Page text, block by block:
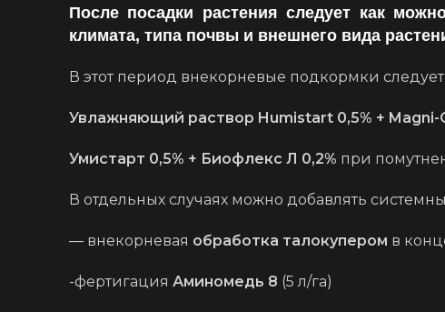
После посадки растения следует как
климата, типа почвы и внешнего вида
В этот период внекорневые подкормки
Увлажняющий раствор Humistart 0,5% + Magni-
Умистарт 0,5% + Биофлекс Л 0,2% при
В отдельных случаях можно добавлять
— внекорневая обработка талокупером в
-фертигация Аминомедь 8 (5 л/га)